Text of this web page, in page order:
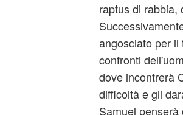
raptus di rabbia,
angosciato per
confronti
dove incontrerà
difficoltà e gli
Samuel